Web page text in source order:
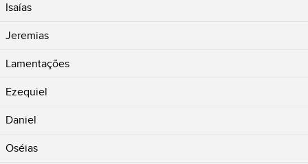
Isaías
Jeremias
Lamentações
Ezequiel
Daniel
Oséias